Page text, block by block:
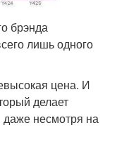
брэнда
лишь одного
цена. И
делает
несмотря на